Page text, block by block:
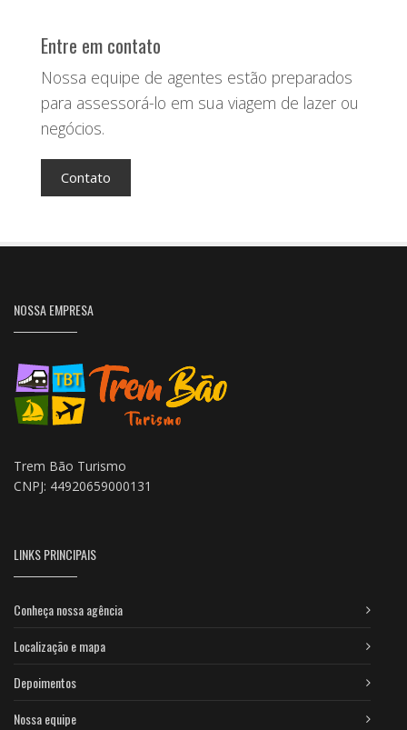
Entre em contato
Nossa equipe de agentes estão preparados
para assessorá-lo em sua viagem de lazer ou
negócios.
Contato
NOSSA EMPRESA
Trem Bão Turismo
CNPJ: 44920659000131
LINKS PRINCIPAIS
Conheça nossa agência
Localização e mapa
Depoimentos
Nossa equipe